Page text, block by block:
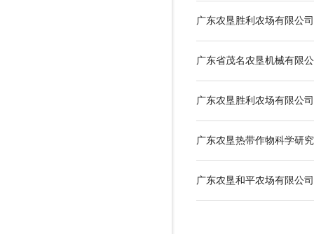
广东农垦胜利农场有限公
广东省茂名农垦机械有限
广东农垦胜利农场有限公
广东农垦热带作物科学研
广东农垦和平农场有限公